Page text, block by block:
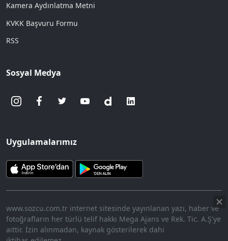
Kamera Aydınlatma Metni
KVKK Başvuru Formu
RSS
Sosyal Medya
Uygulamalarımız
www.sozcu.com.tr internet sitesinde yayınlanan yazı, haber ve
fotoğrafların her türlü telif hakkı Mega Ajans ve Rek. Tic. A.Ş'ye
aittir. İzin alınmadan, kaynak gösterilerek dahi